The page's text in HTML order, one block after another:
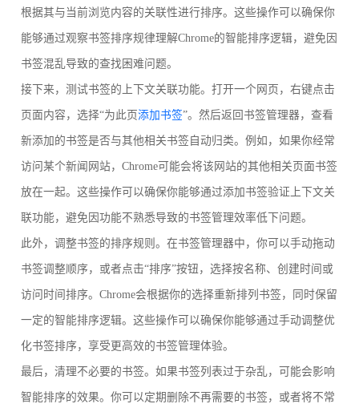
根据其与当前浏览内容的关联性进行排序。这些操作可以确保你
能够通过观察书签排序规律理解Chrome的智能排序逻辑，避免因
书签混乱导致的查找困难问题。
接下来，测试书签的上下文关联功能。打开一个网页，右键点击
页面内容，选择“为此页添加书签”。然后返回书签管理器，查看
新添加的书签是否与其他相关书签自动归类。例如，如果你经常
访问某个新闻网站，Chrome可能会将该网站的其他相关页面书签
放在一起。这些操作可以确保你能够通过添加书签验证上下文关
联功能，避免因功能不熟悉导致的书签管理效率低下问题。
此外，调整书签的排序规则。在书签管理器中，你可以手动拖动
书签调整顺序，或者点击“排序”按钮，选择按名称、创建时间或
访问时间排序。Chrome会根据你的选择重新排列书签，同时保留
一定的智能排序逻辑。这些操作可以确保你能够通过手动调整优
化书签排序，享受更高效的书签管理体验。
最后，清理不必要的书签。如果书签列表过于杂乱，可能会影响
智能排序的效果。你可以定期删除不再需要的书签，或者将不常